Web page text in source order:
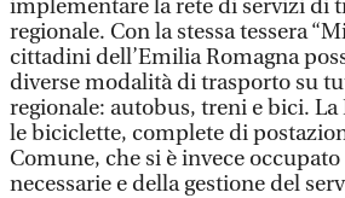
implementare la rete di servizi di
regionale. Con la stessa tessera
cittadini dell’Emilia Romagna
diverse modalità di trasporto su
regionale: autobus, treni e bici.
le biciclette, complete di
Comune, che si è invece
necessarie e della gestione del